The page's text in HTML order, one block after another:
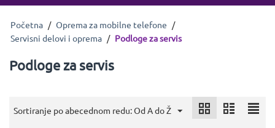
Početna / Oprema za mobilne telefone /
Servisni delovi i oprema / Podloge za servis
Podloge za servis
Sortiranje po abecednom redu: Od A do Ž